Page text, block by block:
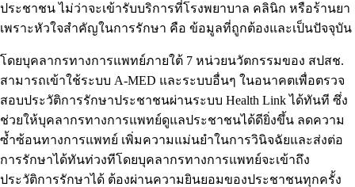
ประชาชน ไม่ว่าจะเข้ารับบริการที่โรงพยาบาล คลินิก หรือร้านยา
เพราะหัวใจสำคัญในการรักษา คือ ข้อมูลที่ถูกต้องและเป็นปัจจุบัน
โดยบุคลากรทางการแพทย์ภายใต้ 7 หน่วยนวัตกรรมของ สปสช.
สามารถเข้าใช้ระบบ A-MED และระบบอื่นๆ ในอนาคตเพื่อตรวจ
สอบประวัติการรักษาประชาชนผ่านระบบ Health Link ได้ทันที ซึ่ง
ช่วยให้บุคลากรทางการแพทย์ดูแลประชาชนได้ดียิ่งขึ้น ลดความ
ซ้ำซ้อนทางการแพทย์ เพิ่มความแม่นยำในการวินิจฉัยและส่งต่อ
การรักษาได้ทันท่วงทีโดยบุคลากรทางการแพทย์จะเข้าถึง
ประวัติการรักษาได้ ต้องผ่านความยินยอมของประชาชนทุกครั้ง